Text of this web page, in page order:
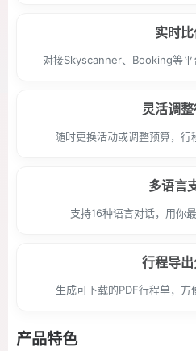
实时
对接Skyscanner、Booking等
灵活调
随时更换活动或调整预算，
多语言
支持16种语言对话，用你
行程导
生成可下载的PDF行程单，
产品特色